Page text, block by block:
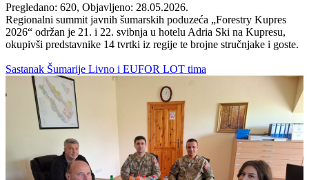
Pregledano: 620, Objavljeno: 28.05.2026.
Regionalni summit javnih šumarskih poduzeća „Forestry Kupres
2026“ održan je 21. i 22. svibnja u hotelu Adria Ski na Kupresu,
okupivši predstavnike 14 tvrtki iz regije te brojne stručnjake i goste.
Sastanak Šumarije Livno i EUFOR LOT tima